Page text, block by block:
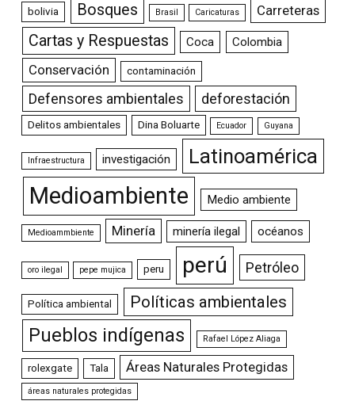
bolivia Bosques Brasil Caricaturas Carreteras
Cartas y Respuestas Coca Colombia
Conservación contaminación
Defensores ambientales deforestación
Delitos ambientales Dina Boluarte Ecuador Guyana
Infraestructura investigación Latinoamérica
Medioambiente Medio ambiente
Medioammbiente Minería minería ilegal océanos
oro ilegal pepe mujica peru perú Petróleo
Política ambiental Políticas ambientales
Pueblos indígenas Rafael López Aliaga
rolexgate Tala Áreas Naturales Protegidas
áreas naturales protegidas